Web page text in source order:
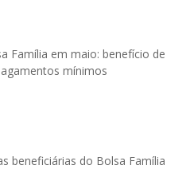
Família em maio: benefício de
mínimos
beneficiárias do Bolsa Família